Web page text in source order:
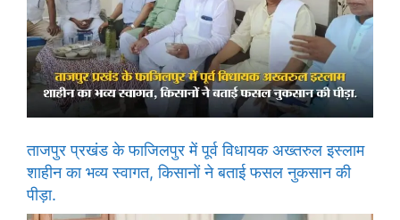
ताजपुर प्रखंड के फाजिलपुर में पूर्व विधायक अख्तरुल इस्लाम
शाहीन का भव्य स्वागत, किसानों ने बताई फसल नुकसान की
पीड़ा.